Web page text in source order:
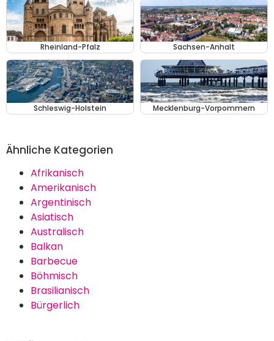
Rheinland-Pfalz Sachsen-Anhalt
Schleswig-Holstein Mecklenburg-Vorpommern
Ähnliche Kategorien
Afrikanisch
Amerikanisch
Argentinisch
Asiatisch
Australisch
Balkan
Barbecue
Böhmisch
Brasilianisch
Bürgerlich